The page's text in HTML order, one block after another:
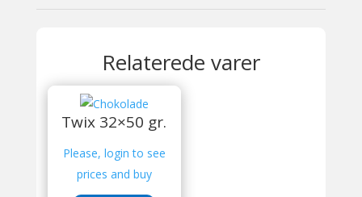
Relaterede varer
Twix 32×50 gr.
Please, login to see
prices and buy